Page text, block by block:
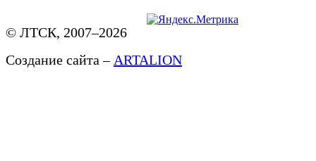
© ЛТСК, 2007–2026
Создание сайта – ARTALION